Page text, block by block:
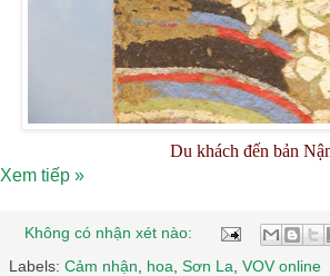
Du khách đến bản
Xem tiếp »
Không có nhận xét nào:
Labels: Cảm nhận hoa Sơn La VOV online